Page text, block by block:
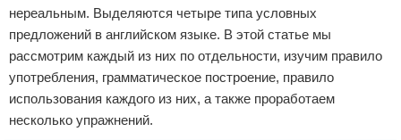
Для правообладателей
Условия предоставления информации
Отказ от ответственности
нереальным. Выделяются четыре типа условных
предложений в английском языке. В этой статье мы
рассмотрим каждый из них по отдельности, изучим правило
употребления, грамматическое построение, правило
использования каждого из них, а также проработаем
несколько упражнений.